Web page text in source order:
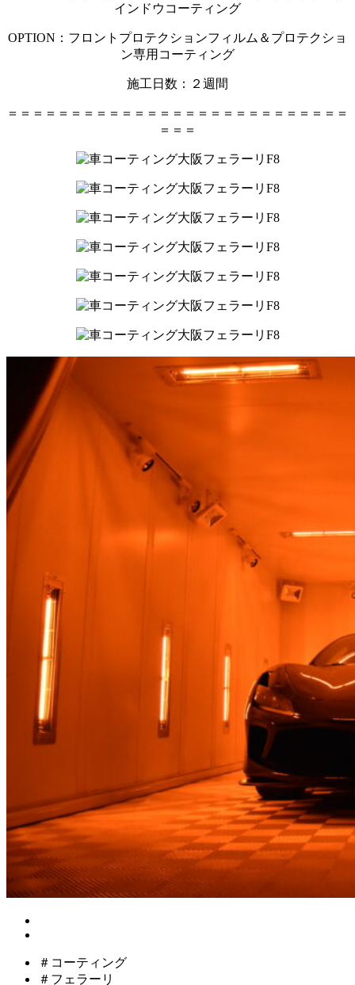
インドウコーティング
OPTION：フロントプロテクションフィルム＆プロテクショ
ン専用コーティング
施工日数：２週間
＝＝＝＝＝＝＝＝＝＝＝＝＝＝＝＝＝＝＝＝＝＝＝＝＝＝＝
＝＝＝
＃コーティング
＃フェラーリ